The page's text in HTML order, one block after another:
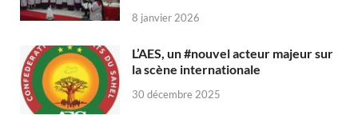
8 janvier 2026
L’AES, un #nouvel acteur majeur sur
la scène internationale
30 décembre 2025